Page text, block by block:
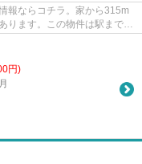
報ならコチラ。家から315m
ります。この物件は駅まで徒
円)